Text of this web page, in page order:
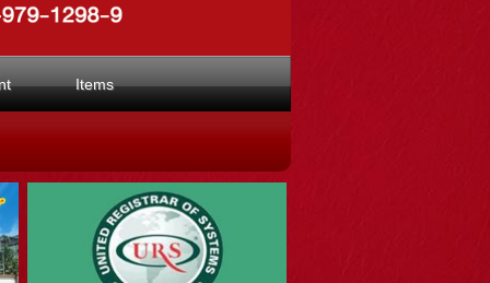
Items